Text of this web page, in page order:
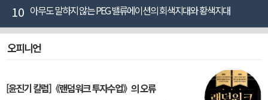
10 아무도 말하지 않는 PEG 밸류에이션의 회색지대와 황색지대
오피니언
[윤진기 칼럼]《랜덤워크 투자수업》의 오류